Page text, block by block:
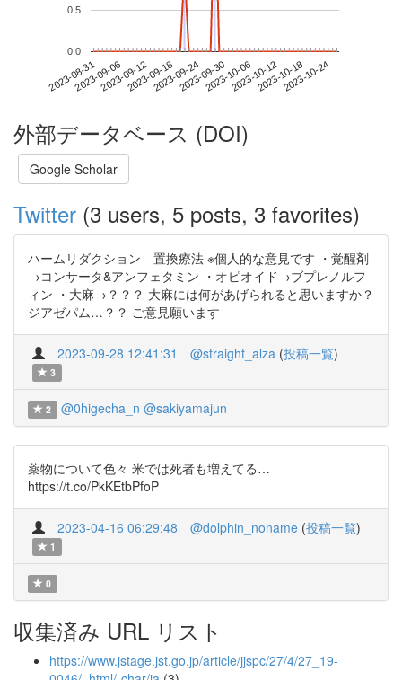
2023-08-312023-09-062023-09-122023-09-182023-09-242023-09-302023-10-062023-10-122023-10-182023-10-24
0.0
0.5
外部データベース (DOI)
Google Scholar
Twitter (3 users, 5 posts, 3 favorites)
ハームリダクション 置換療法 ※個人的な意見です ・覚醒剤
→コンサータ&アンフェタミン ・オピオイド→ブプレノルフ
ィン ・大麻→？？？ 大麻には何があげられると思いますか？
ジアゼパム…？？ ご意見願います
2023-09-28 12:41:31 @straight_alza (投稿一覧)
3
2 @0higecha_n @sakiyamajun
薬物について色々 米では死者も増えてる…
https://t.co/PkKEtbPfoP
2023-04-16 06:29:48 @dolphin_noname (投稿一覧)
1
0
収集済み URL リスト
https://www.jstage.jst.go.jp/article/jjspc/27/4/27_19-